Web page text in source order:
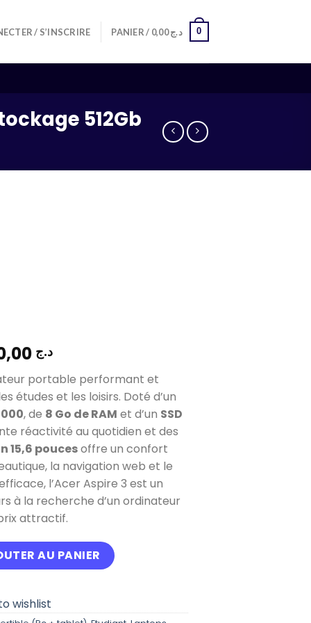
/ S’INSCRIRE PANIER / د.ج0,00 0
512Gb
د.ج 88.000,00
portable performant et
études et les loisirs. Doté d’un
, de 8 Go de RAM et d’un SSD
réactivité au quotidien et des
15,6 poucesoffre un confort
la navigation web et le
l’Acer Aspire 3 est un
à la recherche d’un ordinateur
attractif.
3 15 ryzen 5 serie 5000 Ram 8Gb Stockage 512Gb
AU PANIER
wishlist